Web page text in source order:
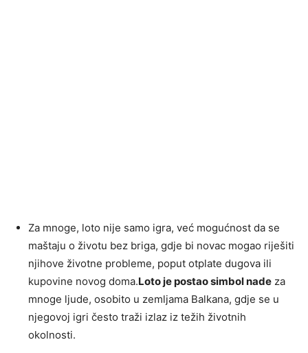
Za mnoge, loto nije samo igra, već mogućnost da se
maštaju o životu bez briga, gdje bi novac mogao riješiti
njihove životne probleme, poput otplate dugova ili
kupovine novog doma.Loto je postao simbol nade za
mnoge ljude, osobito u zemljama Balkana, gdje se u
njegovoj igri često traži izlaz iz težih životnih
okolnosti.